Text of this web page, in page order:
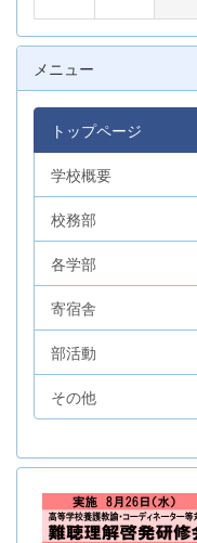
メニュー
トップページ
学校概要
校務部
各学部
寄宿舎
部活動
その他